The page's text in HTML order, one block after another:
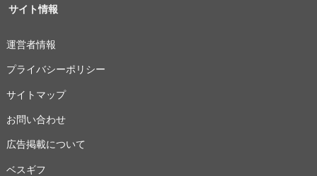
サイト情報
運営者情報
プライバシーポリシー
サイトマップ
お問い合わせ
広告掲載について
ベスギフ